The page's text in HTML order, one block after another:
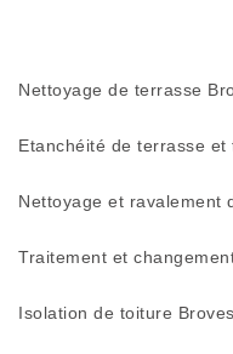
Nettoyage de terrasse
Etanchéité de terrasse
Nettoyage et ravalement
Traitement et
Isolation de toiture Broves